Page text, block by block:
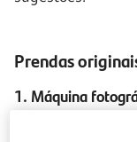
Prendas
1. Máquina
É o presente